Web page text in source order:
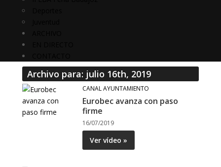
Archivo para: julio 16th, 2019
CANAL AYUNTAMIENTO
Eurobec avanza con paso
firme
16/07/2019
Ver vídeo »